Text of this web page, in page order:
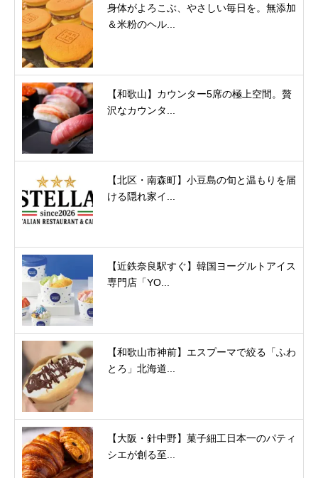
身体がよろこぶ、やさしい毎日を。無添加
＆米粉のヘル...
【和歌山】カウンター5席の極上空間。贅
沢なカウンタ...
【北区・南森町】小豆島の旬と温もりを届
ける隠れ家イ...
【近鉄奈良駅すぐ】韓国ヨーグルトアイス
専門店「YO...
【和歌山市神前】エスプーマで絞る「ふわ
とろ」北海道...
【大阪・針中野】菓子細工日本一のパティ
シエが創る至...